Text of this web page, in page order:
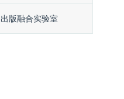
出版融合实验室